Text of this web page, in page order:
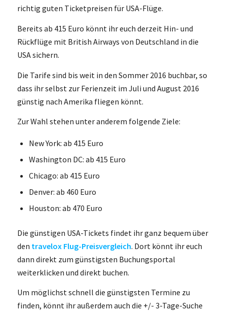
richtig guten Ticketpreisen für USA-Flüge.
Bereits ab 415 Euro könnt ihr euch derzeit Hin- und
Rückflüge mit British Airways von Deutschland in die
USA sichern.
Die Tarife sind bis weit in den Sommer 2016 buchbar, so
dass ihr selbst zur Ferienzeit im Juli und August 2016
günstig nach Amerika fliegen könnt.
Zur Wahl stehen unter anderem folgende Ziele:
New York: ab 415 Euro
Washington DC: ab 415 Euro
Chicago: ab 415 Euro
Denver: ab 460 Euro
Houston: ab 470 Euro
Die günstigen USA-Tickets findet ihr ganz bequem über
den travelox Flug-Preisvergleich. Dort könnt ihr euch
dann direkt zum günstigsten Buchungsportal
weiterklicken und direkt buchen.
Um möglichst schnell die günstigsten Termine zu
finden, könnt ihr außerdem auch die +/- 3-Tage-Suche